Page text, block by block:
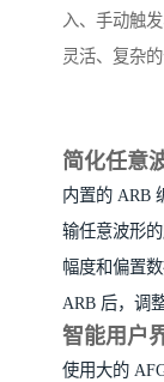
入、手动触
灵活、复杂的
简化任意
内置的 ARB
输任意波形
幅度和偏置
ARB 后，调
智能用户
使用大的